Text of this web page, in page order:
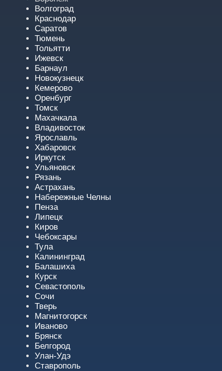
Волгоград
Краснодар
Саратов
Тюмень
Тольятти
Ижевск
Барнаул
Новокузнецк
Кемерово
Оренбург
Томск
Махачкала
Владивосток
Ярославль
Хабаровск
Иркутск
Ульяновск
Рязань
Астрахань
Набережные Челны
Пенза
Липецк
Киров
Чебоксары
Тула
Калининград
Балашиха
Курск
Севастополь
Сочи
Тверь
Магнитогорск
Иваново
Брянск
Белгород
Улан-Удэ
Ставрополь